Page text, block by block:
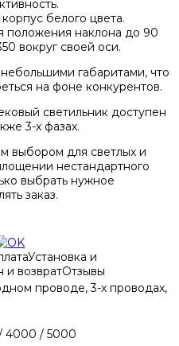
белого цвета.
положения наклона до 90
вокруг своей оси.
габаритами, что
на фоне конкурентов.
светильник доступен
3-х фазах.
выбором для светлых и
нестандартного
выбрать нужное
заказ.
Установка и
и возвратОтзывы
проводе, 3-х проводах,
4000 / 5000